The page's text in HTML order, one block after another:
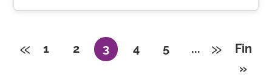
« 1 2 3 4 5 ... »
Fin
»